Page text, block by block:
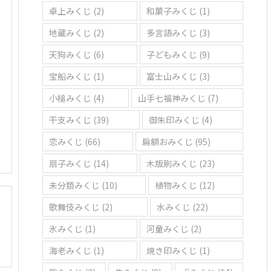
卓上みくじ (2) 和菓子みくじ (1)
地蔵みくじ (2) 多言語みくじ (3)
天狗みくじ (6) 子どもみくじ (9)
宝船みくじ (1) 富士山みくじ (3)
小槌みくじ (4) 山手七福神みくじ (7)
干支みくじ (39) 御朱印みくじ (4)
恋みくじ (66) 扁額おみくじ (95)
扇子みくじ (14) 木版刷みくじ (23)
未分類みくじ (10) 植物みくじ (12)
歌舞伎みくじ (2) 水みくじ (22)
氷みくじ (1) 河童みくじ (2)
海老みくじ (1) 焼き印みくじ (1)